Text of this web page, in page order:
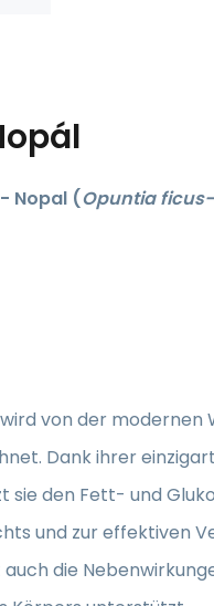
Nopal (Opuntia
wird von der modernen
Dank ihrer
sie den Fett- und
und zur effektiven
die